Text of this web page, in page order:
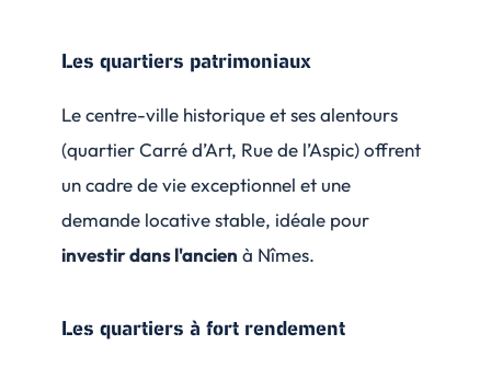
Les quartiers patrimoniaux
Le centre-ville historique et ses alentours
(quartier Carré d’Art, Rue de l’Aspic) offrent
un cadre de vie exceptionnel et une
demande locative stable, idéale pour
investir dans l'ancien à Nîmes.
Les quartiers à fort rendement